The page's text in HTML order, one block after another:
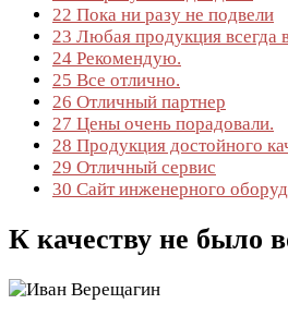
22 Пока ни разу не подвели
23 Любая продукция всегда
24 Рекомендую.
25 Все отлично.
26 Отличный партнер
27 Цены очень порадовали.
28 Продукция достойного
29 Отличный сервис
30 Сайт инженерного
К качеству не было